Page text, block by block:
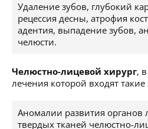
Удаление зубов, глубокий
рецессия десны, атрофия
адентия, выпадение зубов,
челюсти.
Челюстно-лицевой хирург,
лечения которой входят такие
Аномалии развития органов
твердых тканей челюстно-